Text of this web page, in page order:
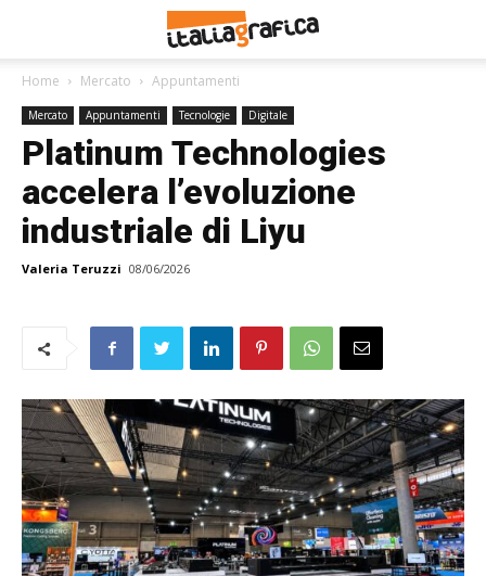
Home Mercato Appuntamenti
Mercato Appuntamenti Tecnologie Digitale
Platinum Technologies
accelera l’evoluzione
industriale di Liyu
Valeria Teruzzi 08/06/2026